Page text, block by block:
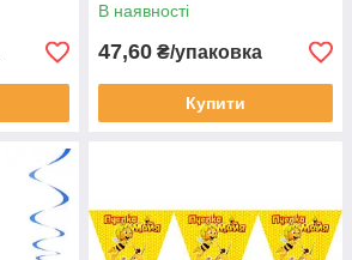
В наявності
47,60 ₴/упаковка
Купити